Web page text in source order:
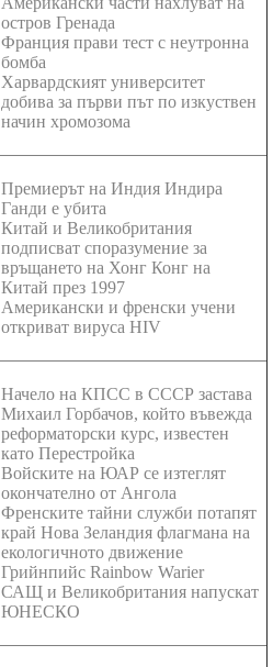
остров Гренада
Франция прави тест с неутронна
бомба
Харвардският университет
добива за първи път по изкуствен
начин хромозома
Премиерът на Индия Индира
Ганди е убита
Китай и Великобритания
подписват споразумение за
връщането на Хонг Конг на
Китай през 1997
Американски и френски учени
откриват вируса HIV
Начело на КПСС в СССР застава
Михаил Горбачов, който въвежда
реформаторски курс, известен
като Перестройка
Войските на ЮАР се изтеглят
окончателно от Ангола
Френските тайни служби потапят
край Нова Зеландия флагмана на
екологичното движение
Грийнпийс Rainbow Warier
САЩ и Великобритания напускат
ЮНЕСКО